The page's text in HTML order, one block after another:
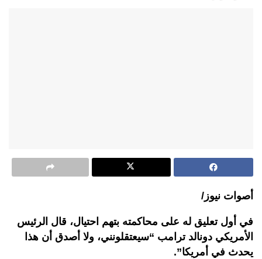
أصوات نيوز/
في أول تعليق له على محاكمته بتهم احتيال، قال الرئيس
الأمريكي دونالد ترامب “سيعتقلونني، ولا أصدق أن هذا
يحدث في أمريكا”.